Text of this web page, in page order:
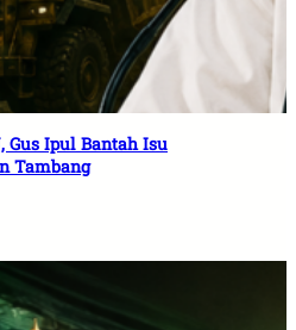
Ipul Bantah Isu
Tambang